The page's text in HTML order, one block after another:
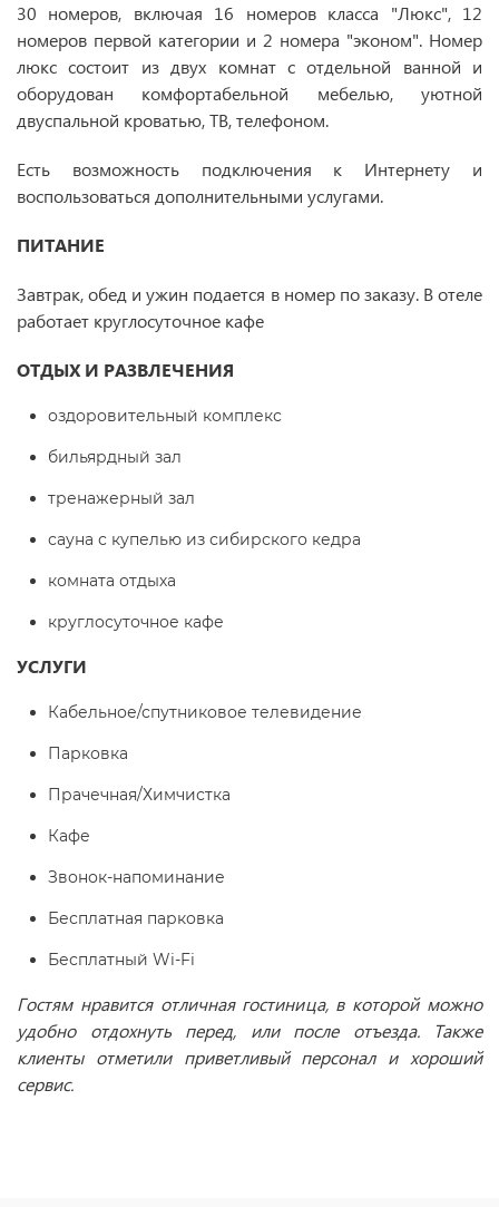
30 номеров, включая 16 номеров класса "Люкс", 12
номеров первой категории и 2 номера "эконом". Номер
люкс состоит из двух комнат с отдельной ванной и
оборудован комфортабельной мебелью, уютной
двуспальной кроватью, ТВ, телефоном.
Есть возможность подключения к Интернету и
воспользоваться дополнительными услугами.
ПИТАНИЕ
Завтрак, обед и ужин подается в номер по заказу. В отеле
работает круглосуточное кафе
ОТДЫХ И РАЗВЛЕЧЕНИЯ
оздоровительный комплекс
бильярдный зал
тренажерный зал
сауна с купелью из сибирского кедра
комната отдыха
круглосуточное кафе
УСЛУГИ
Кабельное/спутниковое телевидение
Парковка
Прачечная/Химчистка
Кафе
Звонок-напоминание
Бесплатная парковка
Бесплатный Wi-Fi
Гостям нравится отличная гостиница, в которой можно
удобно отдохнуть перед, или после отъезда. Также
клиенты отметили приветливый персонал и хороший
сервис.